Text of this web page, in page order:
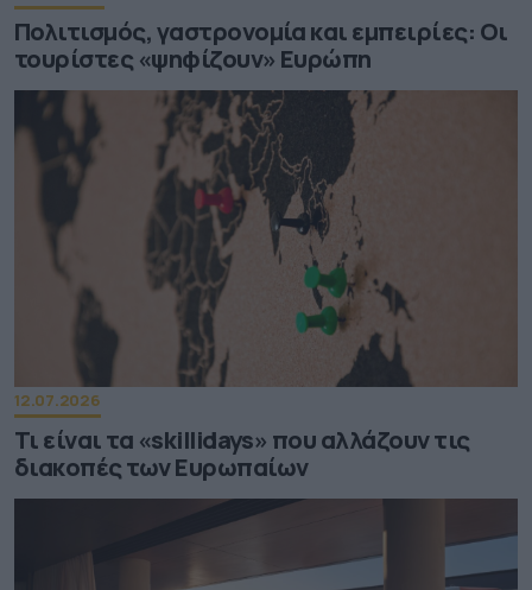
Πολιτισμός, γαστρονομία και εμπειρίες: Οι
τουρίστες «ψηφίζουν» Ευρώπη
12.07.2026
Τι είναι τα «skillidays» που αλλάζουν τις
διακοπές των Ευρωπαίων